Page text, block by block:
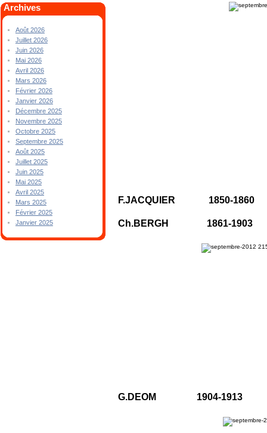
Archives
Août 2026
Juillet 2026
Juin 2026
Mai 2026
Avril 2026
Mars 2026
Février 2026
Janvier 2026
Décembre 2025
Novembre 2025
Octobre 2025
Septembre 2025
Août 2025
Juillet 2025
Juin 2025
Mai 2025
Avril 2025
Mars 2025
Février 2025
Janvier 2025
F.JACQUIER 1850-1860
Ch.BERGH 1861-1903
G.DEOM 1904-1913